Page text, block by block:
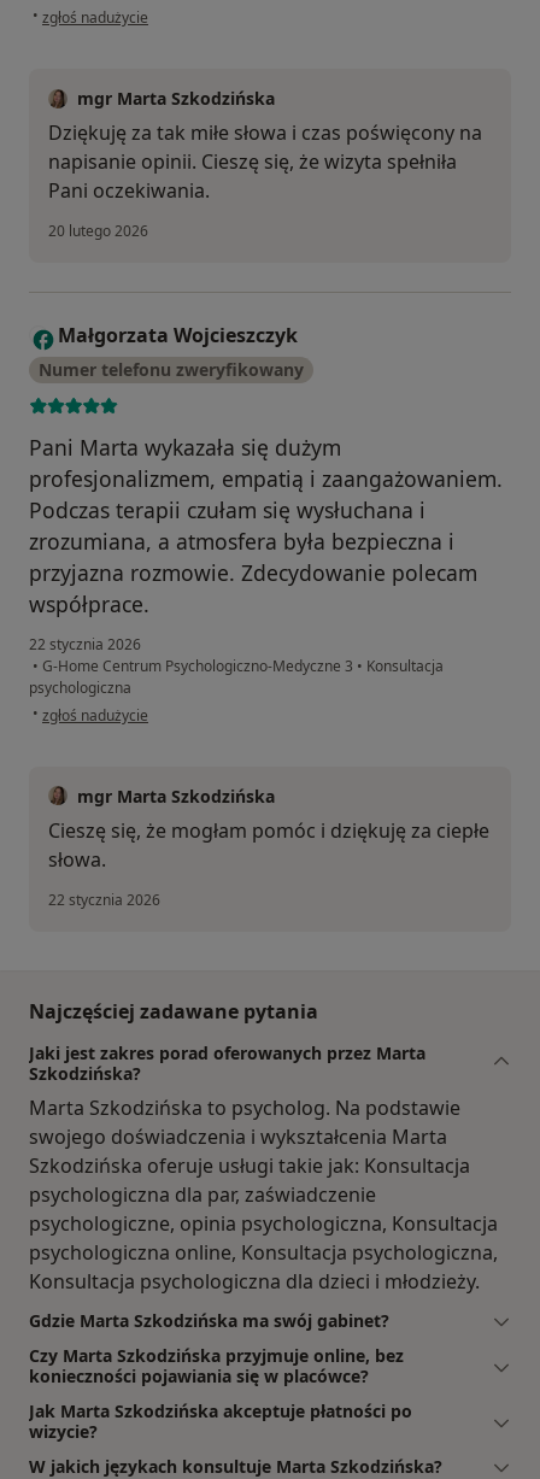
• w opinii użytkownika Marta P.
zgłoś nadużycie
mgr Marta Szkodzińska
Dziękuję za tak miłe słowa i czas poświęcony na
napisanie opinii. Cieszę się, że wizyta spełniła
Pani oczekiwania.
20 lutego 2026
M Małgorzata Wojcieszczyk
Numer telefonu zweryfikowany
Pani Marta wykazała się dużym
profesjonalizmem, empatią i zaangażowaniem.
Podczas terapii czułam się wysłuchana i
zrozumiana, a atmosfera była bezpieczna i
przyjazna rozmowie. Zdecydowanie polecam
współprace.
22 stycznia 2026
• G-Home Centrum Psychologiczno-Medyczne 3 • Konsultacja
psychologiczna
• w opinii użytkownika Małgorzata Wojcieszczyk
zgłoś nadużycie
mgr Marta Szkodzińska
Cieszę się, że mogłam pomóc i dziękuję za ciepłe
słowa.
22 stycznia 2026
Najczęściej zadawane pytania
Jaki jest zakres porad oferowanych przez Marta
Szkodzińska?
Marta Szkodzińska to psycholog. Na podstawie
swojego doświadczenia i wykształcenia Marta
Szkodzińska oferuje usługi takie jak: Konsultacja
psychologiczna dla par, zaświadczenie
psychologiczne, opinia psychologiczna, Konsultacja
psychologiczna online, Konsultacja psychologiczna,
Konsultacja psychologiczna dla dzieci i młodzieży.
Gdzie Marta Szkodzińska ma swój gabinet?
Czy Marta Szkodzińska przyjmuje online, bez
konieczności pojawiania się w placówce?
Jak Marta Szkodzińska akceptuje płatności po
wizycie?
W jakich językach konsultuje Marta Szkodzińska?